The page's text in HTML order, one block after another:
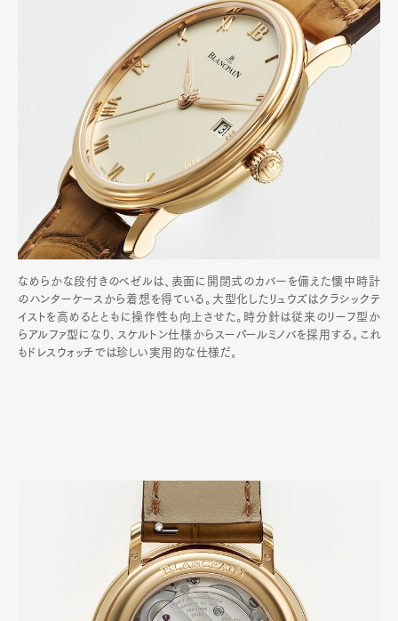
なめらかな段付きのベゼルは、表面に開閉式のカバーを備えた懐中時計
のハンターケースから着想を得ている。大型化したリュウズはクラシックテ
イストを高めるとともに操作性も向上させた。時分針は従来のリーフ型か
らアルファ型になり､スケルトン仕様からスーパールミノバを採用する｡これ
もドレスウォッチでは珍しい実用的な仕様だ｡